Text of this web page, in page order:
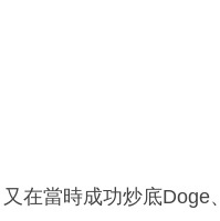
在當時成功炒底Doge、